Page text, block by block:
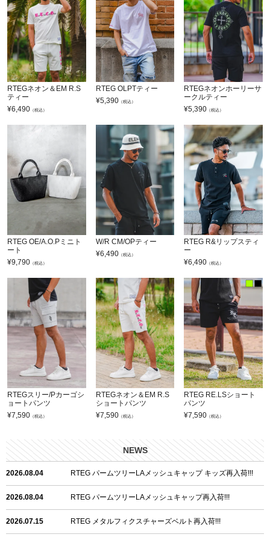
RTEGネオン＆EM R.S
ティー
¥6,490 （税込）
RTEG OLPTティー
¥5,390（税込）
RTEGネオンホーリーサ
ークルティー
¥5,390 （税込）
RTEG OE/A.O.Pミニト
ート
¥9,790 （税込）
W/R CM/OPティー
¥6,490（税込）
RTEG R&リップスティ
ー
¥6,490 （税込）
RTEGスリー/Pカーゴシ
ョートパンツ
¥7,590 （税込）
RTEGネオン＆EM R.S
ショートパンツ
¥7,590（税込）
RTEG RE.LSショート
パンツ
¥7,590 （税込）
NEWS
2026.08.04 RTEG パームツリーLAメッシュキャップ キッズ再入荷!!!
2026.08.04 RTEG パームツリーLAメッシュキャップ再入荷!!!
2026.07.15 RTEG メタルフィクスチャーズベルト再入荷!!!